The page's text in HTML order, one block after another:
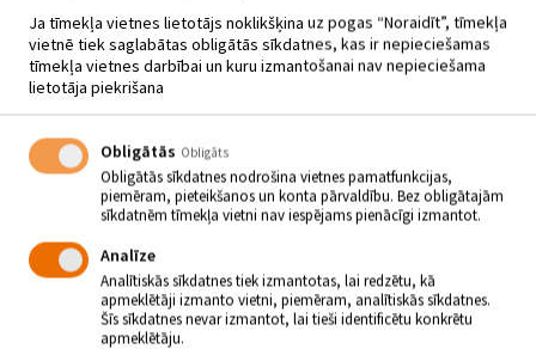
ROMANTISKA KOMĒDIJA “KĀ
SĀKT VISU NO JAUNA”
12.10.2024 - plkst.19.00
Krustpils kultūras centrs
Ja tīmekļa vietnes lietotājs noklikšķina uz pogas “Noraidīt”, tīmekļa
vietnē tiek saglabātas obligātās sīkdatnes, kas ir nepieciešamas
tīmekļa vietnes darbībai un kuru izmantošanai nav nepieciešama
lietotāja piekrišana
Obligātās Obligāts
Obligātās sīkdatnes nodrošina vietnes pamatfunkcijas,
piemēram, pieteikšanos un konta pārvaldību. Bez obligātajām
sīkdatnēm tīmekļa vietni nav iespējams pienācīgi izmantot.
Analīze
Analītiskās sīkdatnes tiek izmantotas, lai redzētu, kā
apmeklētāji izmanto vietni, piemēram, analītiskās sīkdatnes.
Šīs sīkdatnes nevar izmantot, lai tieši identificētu konkrētu
apmeklētāju.